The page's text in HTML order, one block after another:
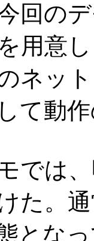
回の
用意
ネッ
て動
では
た。
とな